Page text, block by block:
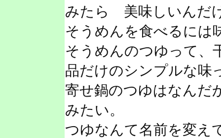
みたら 美味しいんだ
そうめんを食べるには
そうめんのつゆって、
品だけのシンプルな味
寄せ鍋のつゆはなんだ
みたい。
つゆなんて名前を変え